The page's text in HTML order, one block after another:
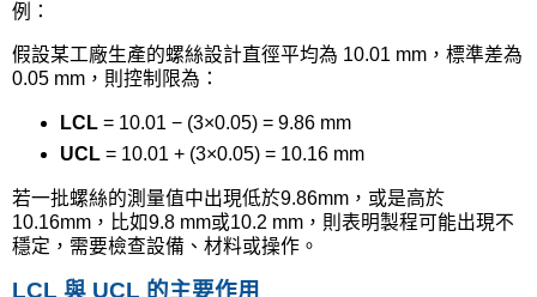
例：
假設某工廠生產的螺絲設計直徑平均為 10.01 mm ，標準差為
0.05 mm ，則控制限為：
LCL= 10.01 − (3×0.05) = 9.86 mm
UCL= 10.01 + (3×0.05) = 10.16 mm
若一批螺絲的測量值中出現低於9.86mm ，或是高於
10.16mm ，比如9.8 mm或10.2 mm ，則表明製程可能出現不
穩定，需要檢查設備、材料或操作。
LCL 與 UCL 的主要作用